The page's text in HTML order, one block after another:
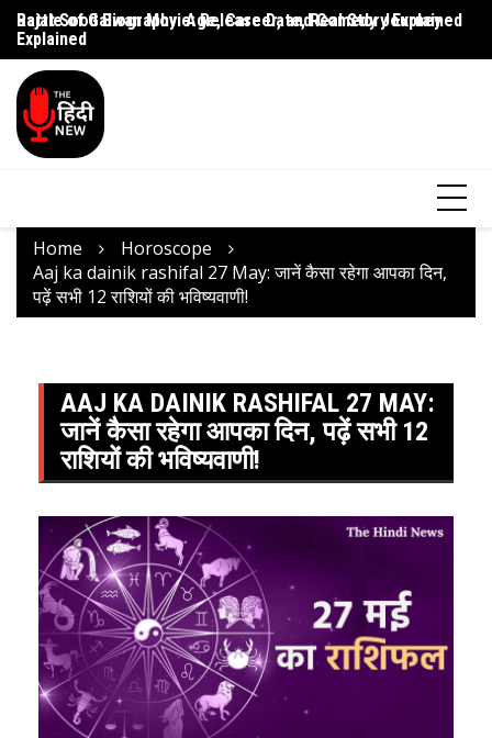
Rajat Sood Biography: Age, Career, and Comedy Journey
Explained
Battle of Galwan Movie: Release Date, Real Story Explained
Home
Horoscope
Aaj ka dainik rashifal 27 May: जानें कैसा रहेगा आपका दिन,
पढ़ें सभी 12 राशियों की भविष्यवाणी!
AAJ KA DAINIK RASHIFAL 27 MAY:
जानें कैसा रहेगा आपका दिन, पढ़ें सभी 12
राशियों की भविष्यवाणी!